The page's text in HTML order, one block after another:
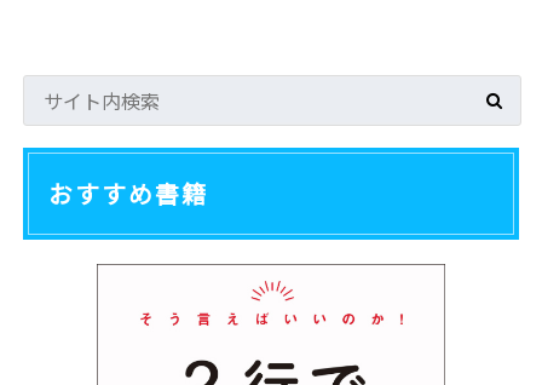
おすすめ書籍